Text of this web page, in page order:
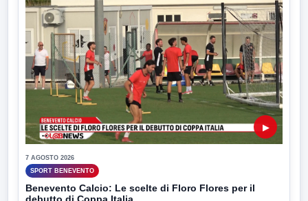
▶
7 AGOSTO 2026
SPORT BENEVENTO
Benevento Calcio: Le scelte di Floro Flores per il